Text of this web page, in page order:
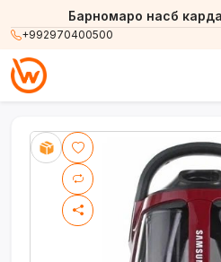
+992970400500
Барномаро насб